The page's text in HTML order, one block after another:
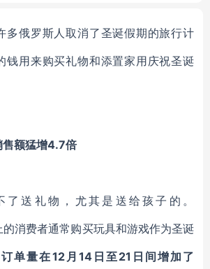
多俄罗斯人取消了圣诞假期的旅行计
钱用来购买礼物和添置家用庆祝圣诞
售额猛增4.7倍
了送礼物，尤其是送给孩子的。
消费者通常购买玩具和游戏作为圣诞
单量在12月14日至21日间增加了